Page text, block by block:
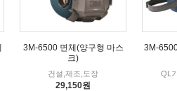
3M-6500 면체(양구형 마스
크)
건설,제조,도장
29,150원
3M-
QL